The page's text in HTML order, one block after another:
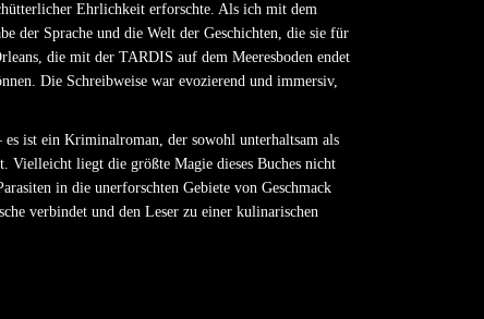
Ehrlichkeit erforschte. Als ich mit dem
der Sprache und die Welt der Geschichten, die sie für
die mit der TARDIS auf dem Meeresboden endet
Die Schreibweise war evozierend und immersiv,
ist ein Kriminalroman, der sowohl unterhaltsam als
Vielleicht liegt die größte Magie dieses Buches nicht
in die unerforschten Gebiete von Geschmack
verbindet und den Leser zu einer kulinarischen